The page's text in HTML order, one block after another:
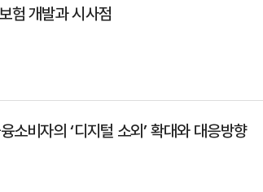
험 개발과 시사점
소비자의 ‘디지털 소외’ 확대와 대응방향